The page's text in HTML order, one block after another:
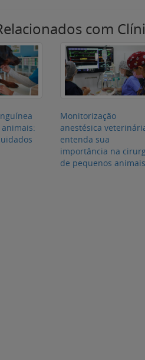
de pequenos animais